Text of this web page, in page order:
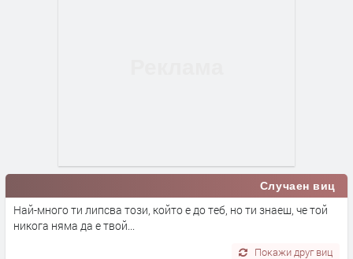
Случаен виц
Най-много ти липсва този, който е до теб, но ти знаеш, че той
никога няма да е твой...
Покажи друг виц